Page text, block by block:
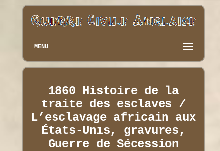
MENU
1860 Histoire de la
traite des esclaves /
L’esclavage africain aux
États-Unis, gravures,
Guerre de Sécession